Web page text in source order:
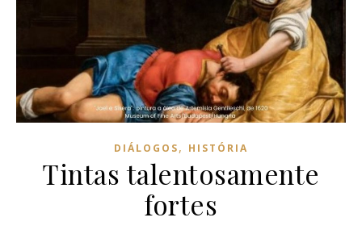
DIÁLOGOS, HISTÓRIA
Tintas talentosamente
fortes